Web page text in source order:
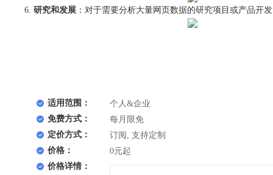
研究和发展 ：对于需要分析大量网页数据的研究项目或产品开
适用范围：
个人&企业
免费方式：
每月限免
定价方式：
订阅, 支持定制
价格：
0元起
价格详情：